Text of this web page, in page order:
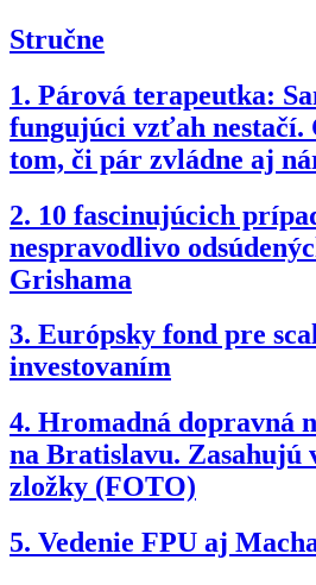
Stručne
1. Párová terapeutka:
fungujúci vzťah nestačí.
tom, či pár zvládne aj
2. 10 fascinujúcich
nespravodlivo
Grishama
3. Európsky fond pre
investovaním
4. Hromadná dopravná
na Bratislavu. Zasahujú
zložky (FOTO)
5. Vedenie FPU aj